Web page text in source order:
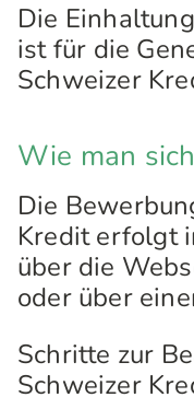
Die
ist für die
Schweizer
Wie man
Die
Kredit erfolgt
über die
oder über
Schritte zur
Schweizer